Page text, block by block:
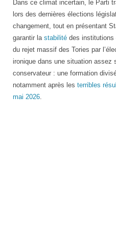
Dans ce climat incertain, le Parti
lors des dernières élections
changement, tout en présentant
garantir la stabilité des institutions
du rejet massif des Tories par
ironique dans une situation assez
conservateur : une formation
notamment après les terribles
mai 2026